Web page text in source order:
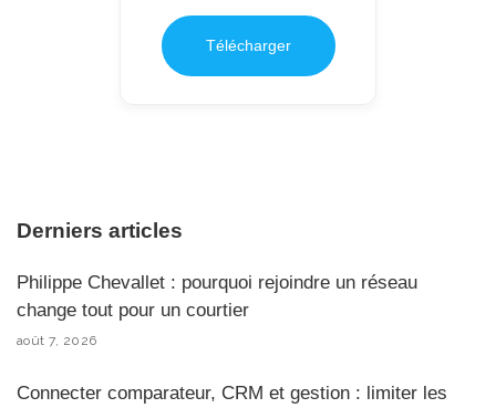
Télécharger
Derniers articles
Philippe Chevallet : pourquoi rejoindre un réseau
change tout pour un courtier
août 7, 2026
Connecter comparateur, CRM et gestion : limiter les